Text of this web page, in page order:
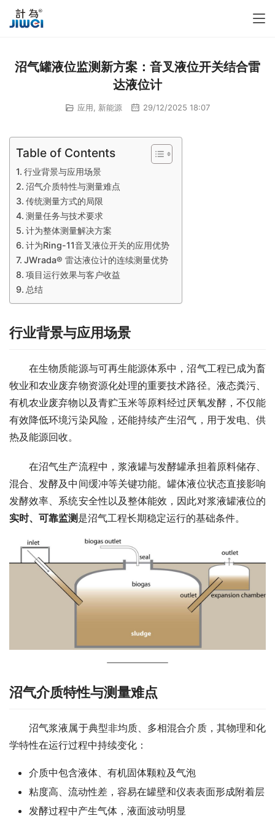
沼气罐液位监测新方案：音叉液位开关结合雷
达液位计
应用 新能源 29/12/2025 18:07
Table of Contents
行业背景与应用场景
沼气介质特性与测量难点
传统测量方式的局限
测量任务与技术要求
计为整体测量解决方案
计为Ring-11音叉液位开关的应用优势
JWrada® 雷达液位计的连续测量优势
项目运行效果与客户收益
总结
行业背景与应用场景
在生物质能源与可再生能源体系中，沼气工程已成为畜
牧业和农业废弃物资源化处理的重要技术路径。液态粪污、
有机农业废弃物以及青贮玉米等原料经过厌氧发酵，不仅能
有效降低环境污染风险，还能持续产生沼气，用于发电、供
热及能源回收。
在沼气生产流程中，浆液罐与发酵罐承担着原料储存、
混合、发酵及中间缓冲等关键功能。罐体液位状态直接影响
发酵效率、系统安全性以及整体能效，因此对浆液罐液位的
实时、可靠监测 是沼气工程长期稳定运行的基础条件。
沼气介质特性与测量难点
沼气浆液属于典型非均质、多相混合介质，其物理和化
学特性在运行过程中持续变化：
介质中包含液体、有机固体颗粒及气泡
粘度高、流动性差，容易在罐壁和仪表表面形成附着层
发酵过程中产生气体，液面波动明显